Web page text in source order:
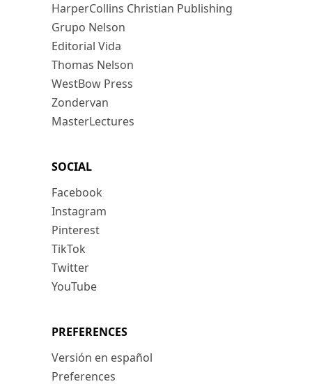
HarperCollins Christian Publishing
Grupo Nelson
Editorial Vida
Thomas Nelson
WestBow Press
Zondervan
MasterLectures
SOCIAL
Facebook
Instagram
Pinterest
TikTok
Twitter
YouTube
PREFERENCES
Versión en español
Preferences